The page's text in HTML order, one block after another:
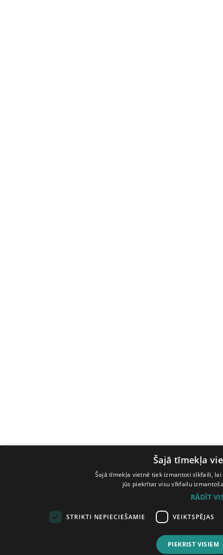
Šajā tīmekļa
Šajā tīmekļa vietnē tiek izmantoti sīkfaili,
jūs piekrītat visu sīkfailu
RĀDĪT
STRIKTI NEPIECIEŠAMIE VEIKTSPĒJAS
PIEKRIST VISIEM